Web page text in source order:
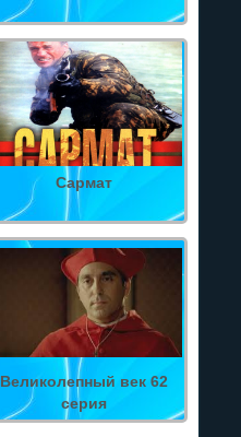
Сармат
Великолепный век 62
серия